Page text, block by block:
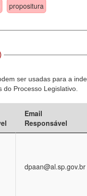
propositura
ser usadas para a
Processo Legislativo.
Email
Responsável
dpaan@al.sp.gov.br